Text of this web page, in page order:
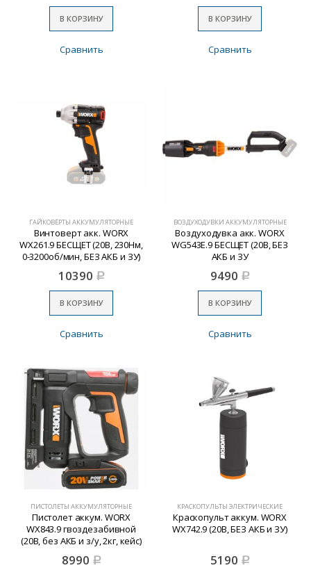
В КОРЗИНУ
Сравнить
В КОРЗИНУ
Сравнить
ГАЙКОВЁРТЫ АККУМУЛЯТОРНЫЕ
Винтоверт акк. WORX
WX261.9 БЕСЩЕТ (20В, 230Нм,
0-3200об/мин, БЕЗ АКБ и ЗУ)
10390 Р
В КОРЗИНУ
Сравнить
ВОЗДУХОДУВКИ АККУМУЛЯТОРНЫЕ
Воздуходувка акк. WORX
WG543E.9 БЕСЩЕТ (20В, БЕЗ
АКБ и ЗУ
9490 Р
В КОРЗИНУ
Сравнить
ПИСТОЛЕТЫ АККУМУЛЯТОРНЫЕ
Пистолет аккум. WORX
WX843.9 гвоздезабивной
(20В, без АКБ и з/у, 2кг, кейс)
8990 Р
КРАСКОПУЛЬТЫ ЭЛЕКТРИЧЕСКИЕ
Краскопульт аккум. WORX
WX742.9 (20В, БЕЗ АКБ и ЗУ)
5190 Р